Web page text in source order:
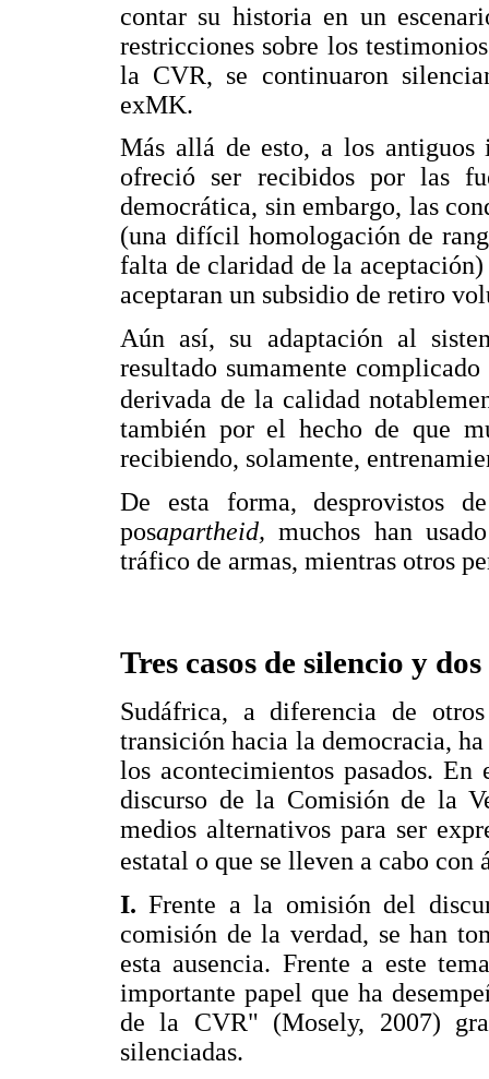
contar su historia en un
restricciones sobre los
la CVR, se continuaron
exMK.
Más allá de esto, a los antiguos
ofreció ser recibidos por las
democrática, sin embargo, las
(una difícil homologación de
falta de claridad de la
aceptaran un subsidio de retiro
Aún así, su adaptación al
resultado sumamente
derivada de la calidad
también por el hecho de que
recibiendo, solamente,
De esta forma, desprovistos
posapartheid,muchos han
tráfico de armas, mientras otros
Tres casos de silencio y
Sudáfrica, a diferencia de
transición hacia la democracia,
los acontecimientos pasados. En
discurso de la Comisión de la
medios alternativos para ser
estatal o que se lleven a cabo con
I.Frente a la omisión del
comisión de la verdad, se han
esta ausencia. Frente a este
importante papel que ha
de la CVR" (Mosely, 2007)
silenciadas.